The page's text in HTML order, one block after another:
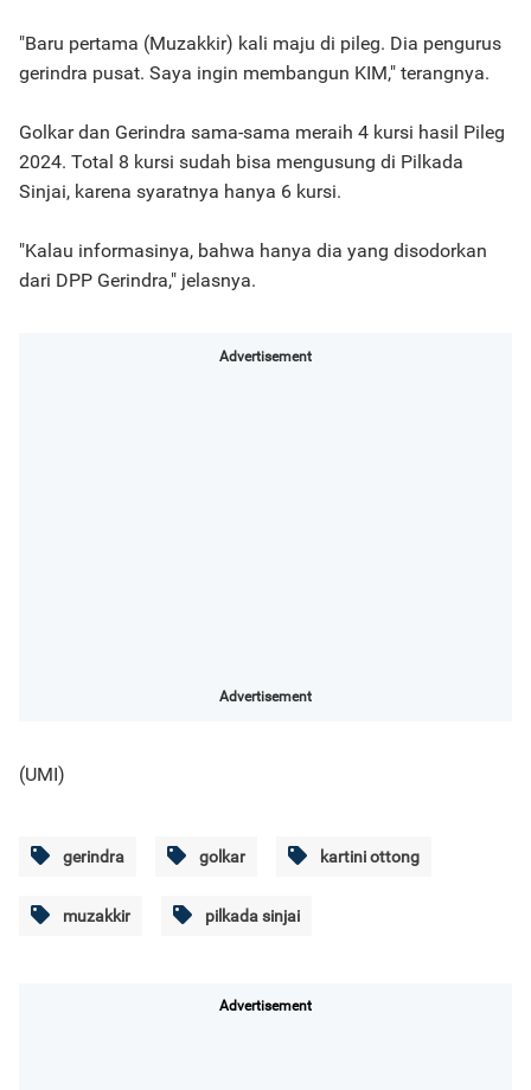
"Baru pertama (Muzakkir) kali maju di pileg. Dia pengurus
gerindra pusat. Saya ingin membangun KIM," terangnya.
Golkar dan Gerindra sama-sama meraih 4 kursi hasil Pileg
2024. Total 8 kursi sudah bisa mengusung di Pilkada
Sinjai, karena syaratnya hanya 6 kursi.
"Kalau informasinya, bahwa hanya dia yang disodorkan
dari DPP Gerindra," jelasnya.
Advertisement
Advertisement
(UMI)
gerindra golkar kartini ottong
muzakkir pilkada sinjai
Advertisement